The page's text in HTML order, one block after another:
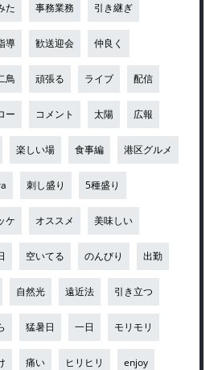
た 事務業務 引き継ぎ
導 歓送迎会 仲良く
鳥 頑張る ライブ 配信
ー コメント 太陽 広報
楽しい場 食事編 港区グルメ
刺し盛り 5種盛り
ケ オススメ 美味しい
空いてる のんびり 出勤
自然光 遠近法 引き立つ
猛暑日 一日 モリモリ
痛い ヒリヒリ enjoy